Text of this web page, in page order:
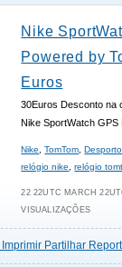
Nike
Powered by
Euros
30Euros Desconto na
Nike SportWatch GPS
Nike ,TomTom ,Desporto
relógio nike
,relógio
22 22UTC MARCH
VISUALIZAÇÕES
Imprimir Partilhar